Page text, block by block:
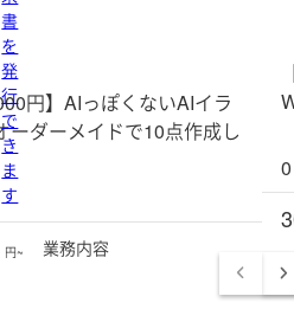
書
を
発
行
で
き
ま
す
円】AIっぽくないAIイラ
ーダーメイドで10点作成し
円~ 業務内容
0